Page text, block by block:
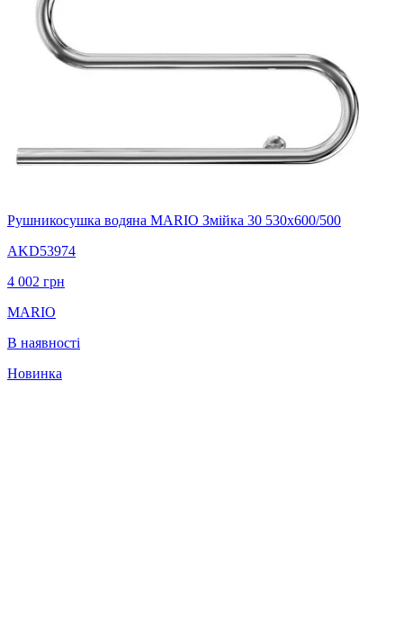
Рушникосушка водяна MARIO Змійка 30 530х600/500
AKD53974
4 002 грн
MARIO
В наявності
Новинка